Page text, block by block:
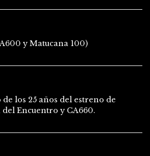
y Matucana 100)
los 25 años del estreno de
del Encuentro y CA660.